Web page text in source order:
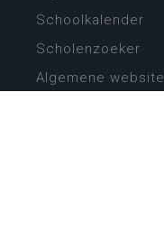
Schoolkalender
Scholenzoeker
Algemene website